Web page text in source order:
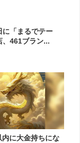
に「まるでテー
、461ブラン...
内に大金持ちにな